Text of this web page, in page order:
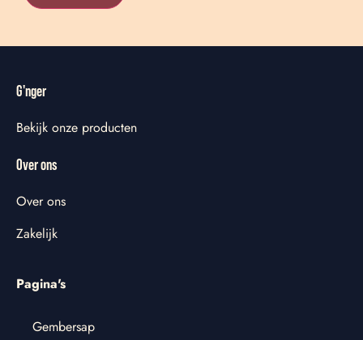
G'nger
Bekijk onze producten
Over ons
Over ons
Zakelijk
Pagina's
Gembersap